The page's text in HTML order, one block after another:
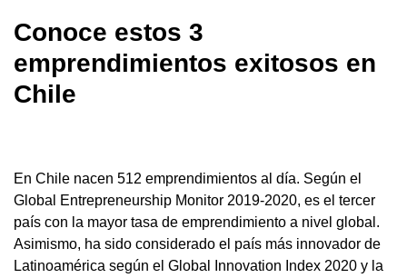
Conoce estos 3
emprendimientos exitosos en
Chile
En Chile nacen 512 emprendimientos al día. Según el
Global Entrepreneurship Monitor 2019-2020, es el tercer
país con la mayor tasa de emprendimiento a nivel global.
Asimismo, ha sido considerado el país más innovador de
Latinoamérica según el Global Innovation Index 2020 y la